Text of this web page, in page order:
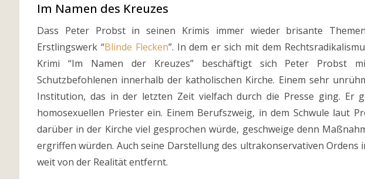
Im Namen des Kreuzes
Dass Peter Probst in seinen Krimis immer wieder brisante
Erstlingswerk “Blinde Flecken”. In dem er sich mit dem
Krimi “Im Namen der Kreuzes” beschäftigt sich Peter Probst
Schutzbefohlenen innerhalb der katholischen Kirche. Einem sehr
Institution, das in der letzten Zeit vielfach durch die Presse ging. Er
homosexuellen Priester ein. Einem Berufszweig, in dem Schwule laut
darüber in der Kirche viel gesprochen würde, geschweige denn
ergriffen würden. Auch seine Darstellung des ultrakonservativen Ordens
weit von der Realität entfernt.